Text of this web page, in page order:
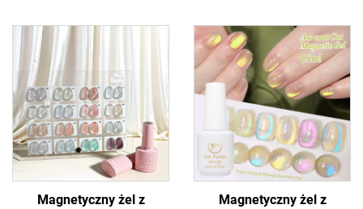
Magnetyczny żel z
Magnetyczny żel z